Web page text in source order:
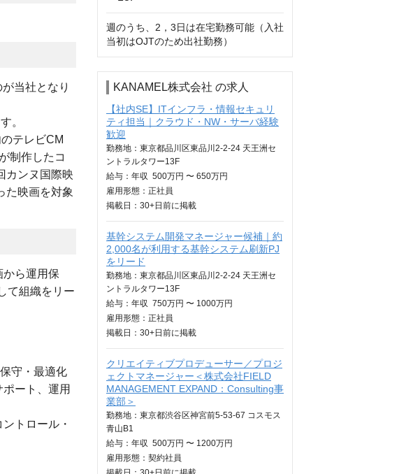
当社となり
。
テレビCM
制作したコ
カンヌ国際映
た映画を対象
ら運用保
て組織をリー
守・最適化
ート、運用
トロール・
週のうち、2，3日は在宅勤務可能（入社
当初はOJTのため出社勤務）
KANAMEL株式会社 の求人
【社内SE】ITインフラ・情報セキュリ
ティ担当｜クラウド・NW・サーバ経験
歓迎
勤務地：東京都品川区東品川2-2-24 天王洲セ
ントラルタワー13F
給与： 年収 500万円 〜 650万円
雇用形態：正社員
掲載日： 30+日 前に掲載
基幹システム開発マネージャー候補｜約
2,000名が利用する基幹システム刷新PJ
をリード
勤務地：東京都品川区東品川2-2-24 天王洲セ
ントラルタワー13F
給与： 年収 750万円 〜 1000万円
雇用形態：正社員
掲載日： 30+日 前に掲載
クリエイティブプロデューサー／プロジ
ェクトマネージャー＜株式会社FIELD
MANAGEMENT EXPAND：Consulting事
業部＞
勤務地：東京都渋谷区神宮前5-53-67 コスモス
青山B1
給与： 年収 500万円 〜 1200万円
雇用形態：契約社員